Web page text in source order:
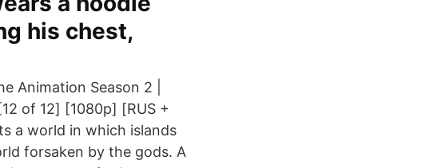
his chest,
Animation Season 2 |
of 12] [1080p] [RUS +
a world in which islands
forsaken by the gods. A